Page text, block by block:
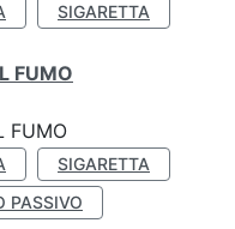
SIGARETTA
FUMO
FUMO
SIGARETTA
PASSIVO